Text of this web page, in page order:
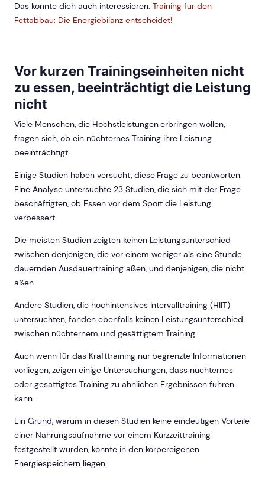
Das könnte dich auch interessieren: Training für den
Fettabbau: Die Energiebilanz entscheidet!
Vor kurzen Trainingseinheiten nicht
zu essen, beeinträchtigt die Leistung
nicht
Viele Menschen, die Höchstleistungen erbringen wollen,
fragen sich, ob ein nüchternes Training ihre Leistung
beeinträchtigt.
Einige Studien haben versucht, diese Frage zu beantworten.
Eine Analyse untersuchte 23 Studien, die sich mit der Frage
beschäftigten, ob Essen vor dem Sport die Leistung
verbessert.
Die meisten Studien zeigten keinen Leistungsunterschied
zwischen denjenigen, die vor einem weniger als eine Stunde
dauernden Ausdauertraining aßen, und denjenigen, die nicht
aßen.
Andere Studien, die hochintensives Intervalltraining (HIIT)
untersuchten, fanden ebenfalls keinen Leistungsunterschied
zwischen nüchternem und gesättigtem Training.
Auch wenn für das Krafttraining nur begrenzte Informationen
vorliegen, zeigen einige Untersuchungen, dass nüchternes
oder gesättigtes Training zu ähnlichen Ergebnissen führen
kann.
Ein Grund, warum in diesen Studien keine eindeutigen Vorteile
einer Nahrungsaufnahme vor einem Kurzzeittraining
festgestellt wurden, könnte in den körpereigenen
Energiespeichern liegen.